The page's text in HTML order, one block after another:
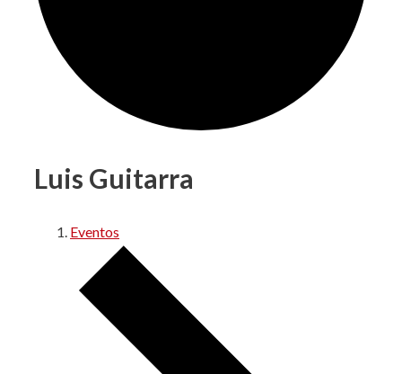
Luis Guitarra
Eventos